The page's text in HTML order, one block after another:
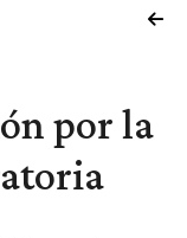
por la